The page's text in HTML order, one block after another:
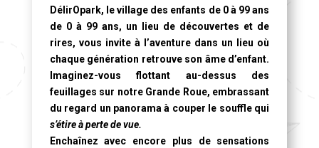
DélirOpark, le village des enfants de 0 à 99 ans
de 0 à 99 ans, un lieu de découvertes et de
rires, vous invite à l’aventure dans un lieu où
chaque génération retrouve son âme d’enfant.
Imaginez-vous flottant au-dessus des
feuillages sur notre Grande Roue, embrassant
du regard un panorama à couper le souffle qui
s’étire à perte de vue.
Enchaînez avec encore plus de sensations